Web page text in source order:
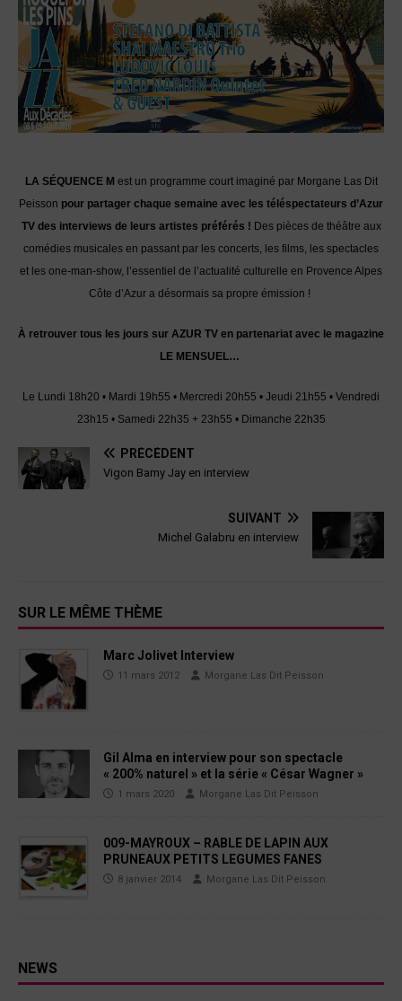
LA SÉQUENCE M est un programme court imaginé par Morgane Las Dit
Peisson pour partager chaque semaine avec les téléspectateurs d’Azur
TV des interviews de leurs artistes préférés ! Des pièces de théâtre aux
comédies musicales en passant par les concerts, les films, les spectacles
et les one-man-show, l’essentiel de l’actualité culturelle en Provence Alpes
Côte d’Azur a désormais sa propre émission !
À retrouver tous les jours sur AZUR TV en partenariat avec le magazine
LE MENSUEL…
Le Lundi 18h20 • Mardi 19h55 • Mercredi 20h55 • Jeudi 21h55 • Vendredi
23h15 • Samedi 22h35 + 23h55 • Dimanche 22h35
PRÉCÉDENT
Vigon Bamy Jay en interview
SUIVANT
Michel Galabru en interview
SUR LE MÊME THÈME
Marc Jolivet Interview
11 mars 2012 Morgane Las Dit Peisson
Gil Alma en interview pour son spectacle
« 200% naturel » et la série « César Wagner »
1 mars 2020 Morgane Las Dit Peisson
009-MAYROUX – RABLE DE LAPIN AUX
PRUNEAUX PETITS LEGUMES FANES
8 janvier 2014 Morgane Las Dit Peisson
NEWS